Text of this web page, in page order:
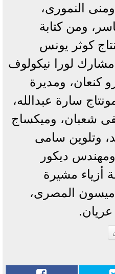
النمورى،
ومن كتابة
كوثر يونس
لورا نيكولوف
كنعان، ومديرة
سارة عبدالله،
شعبان، وميكساج
وتلوين سامى
ديكور
أزياء مشيرة
ميسون المصرى،